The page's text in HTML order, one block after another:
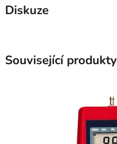
Diskuze
Související produkty